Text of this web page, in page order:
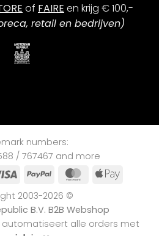
of FAIRE en krijg € 100,-
retail en bedrijven)
numbers:
/ 767467 and more
Visa PayPal MasterCard
Apple
2003-2026 ©
B.V. B2B Webshop
automatiseert alle orders met